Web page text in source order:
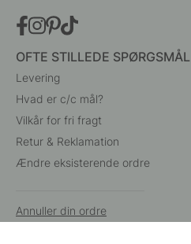
OFTE STILLEDE SPØRGSMÅL
Levering
Hvad er c/c mål?
Vilkår for fri fragt
Retur & Reklamation
Ændre eksisterende ordre
Annuller din ordre